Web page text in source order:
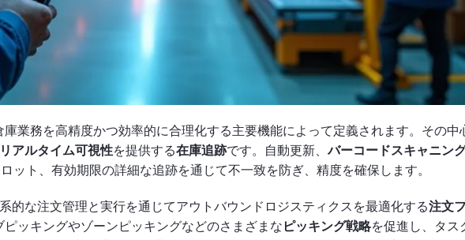
業務を高精度かつ効率的に合理化する主要機能によって定義されます。その中
リアルタイム可視性を提供する在庫追跡です。自動更新、バーコードスキャニン
ット、有効期限の詳細な追跡を通じて不一致を防ぎ、精度を確保します。
的な注文管理と実行を通じてアウトバウンドロジスティクスを最適化する注文
ッキングやゾーンピッキングなどのさまざまな ピッキング戦略を促進し、タス